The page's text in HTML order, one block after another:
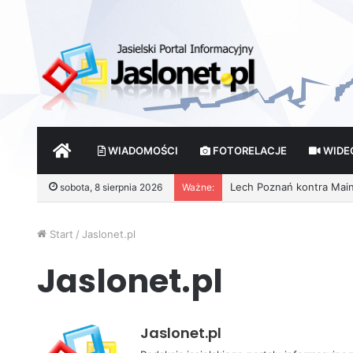
START WIADOMOŚCI FOTORELACJE
sobota, 8 sierpnia 2026 Ważne:
Start / Jaslonet.pl
Jaslonet.pl
Jaslonet.pl